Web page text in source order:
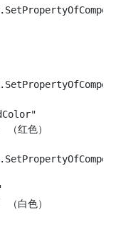
红色）
白色）